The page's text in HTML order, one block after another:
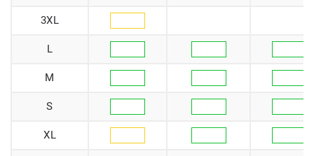
3XL
L
M
S
XL